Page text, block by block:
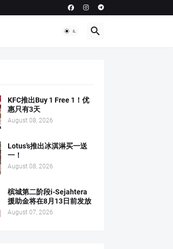
KFC推出Buy 1 Free 1！优
惠只有3天
August 08, 2026
Lotus’s推出冰淇淋买一送
一！
August 08, 2026
槟城第二阶段i-Sejahtera
援助金将在8月13日前发放
August 07, 2026